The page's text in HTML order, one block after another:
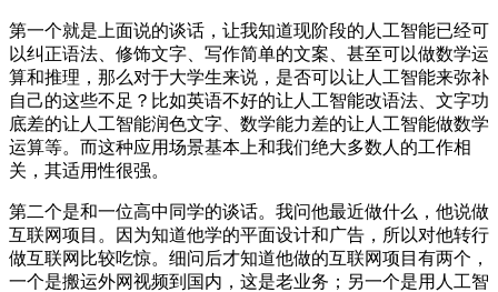
第一个就是上面说的谈话，让我知道现阶段的人工智能已经可
以纠正语法、修饰文字、写作简单的文案、甚至可以做数学运
算和推理，那么对于大学生来说，是否可以让人工智能来弥补
自己的这些不足？比如英语不好的让人工智能改语法、文字功
底差的让人工智能润色文字、数学能力差的让人工智能做数学
运算等。而这种应用场景基本上和我们绝大多数人的工作相
关，其适用性很强。
第二个是和一位高中同学的谈话。我问他最近做什么，他说做
互联网项目。因为知道他学的平面设计和广告，所以对他转行
做互联网比较吃惊。细问后才知道他做的互联网项目有两个，
一个是搬运外网视频到国内，这是老业务；另一个是用人工智